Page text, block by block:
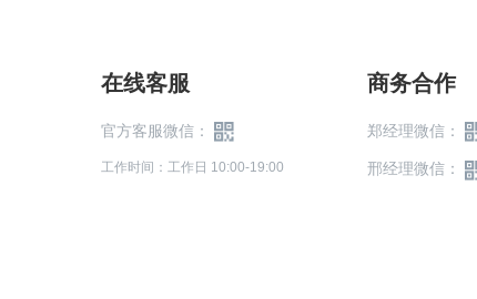
在线客服
官方客服微信：
工作时间：工作日 10:00-19:00
商务合作
郑经理微信：
邢经理微信：